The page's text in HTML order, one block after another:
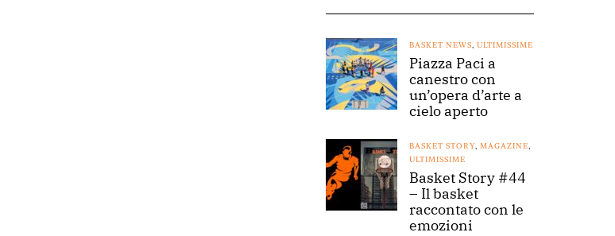
BASKET NEWS, ULTIMISSIME
Piazza Paci a
canestro con
un’opera d’arte a
cielo aperto
BASKET STORY, MAGAZINE,
ULTIMISSIME
Basket Story #44
– Il basket
raccontato con le
emozioni